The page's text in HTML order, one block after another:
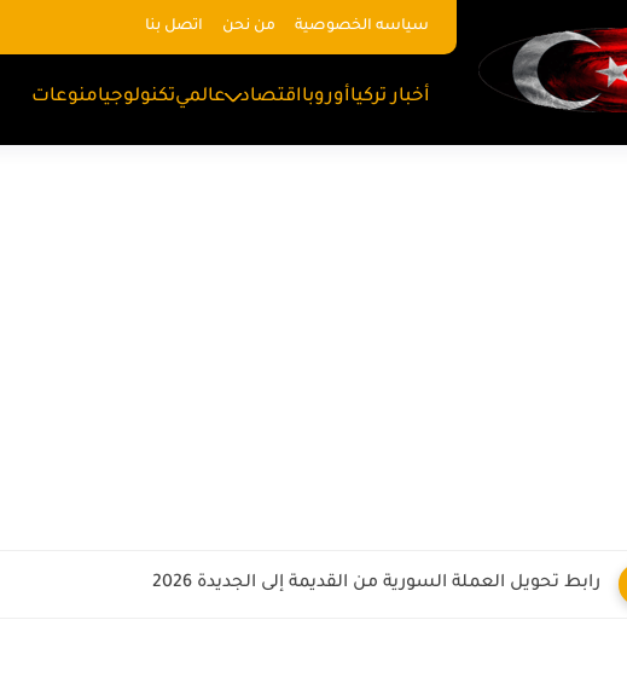
سياسه الخصوصية من نحن اتصل بنا
أخبار تركياأوروبااقتصاد عالميتكنولوجيامنوعات
رابط تحويل العملة السورية من القديمة إلى الجديدة 2026